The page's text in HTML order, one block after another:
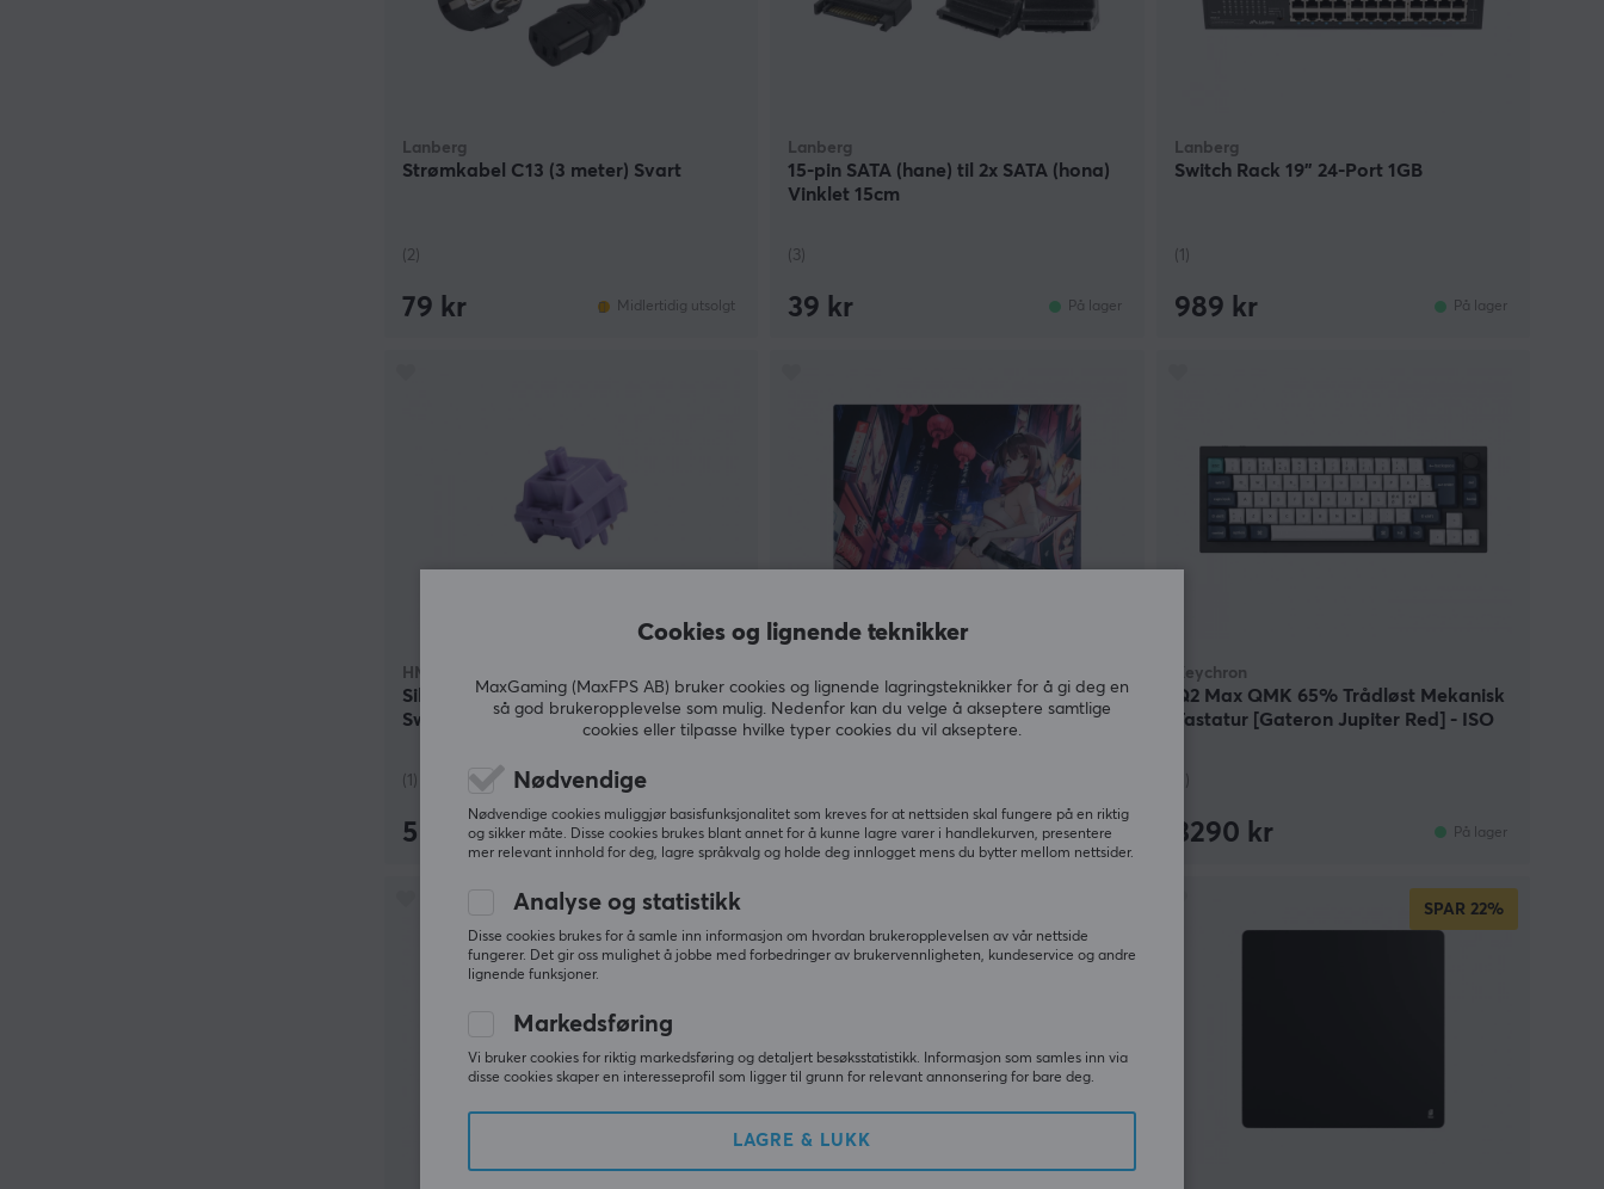
Lanberg
Strømkabel C13 (3 meter) Svart
(2)
79 kr Midlertidig utsolgt
Lanberg
15-pin SATA (hane) til 2x SATA (hona)
Vinklet 15cm
(3)
39 kr På lager
Lanberg
Switch Rack 19” 24-Port 1GB
(1)
989 kr På lager
HMX
Sillyworks Hyacinth V2U Lineær
Switch
(1)
5 kr Midlertidig utsolgt
Yuki Glas Musematte - Katana - L
1490 kr Utsolgt
Keychron
Q2 Max QMK 65% Trådløst Mekanisk
Tastatur [Gateron Jupiter Red] - ISO
3290 kr På lager
SPAR 22%
Cookies og lignende teknikker
MaxGaming (MaxFPS AB) bruker cookies og lignende lagringsteknikker for å gi deg en
så god brukeropplevelse som mulig. Nedenfor kan du velge å akseptere samtlige
cookies eller tilpasse hvilke typer cookies du vil akseptere.
Nødvendige
Nødvendige cookies muliggjør basisfunksjonalitet som kreves for at nettsiden skal fungere på en riktig
og sikker måte. Disse cookies brukes blant annet for å kunne lagre varer i handlekurven, presentere
mer relevant innhold for deg, lagre språkvalg og holde deg innlogget mens du bytter mellom nettsider.
Analyse og statistikk
Disse cookies brukes for å samle inn informasjon om hvordan brukeropplevelsen av vår nettside
fungerer. Det gir oss mulighet å jobbe med forbedringer av brukervennligheten, kundeservice og andre
lignende funksjoner.
Markedsføring
Vi bruker cookies for riktig markedsføring og detaljert besøksstatistikk. Informasjon som samles inn via
disse cookies skaper en interesseprofil som ligger til grunn for relevant annonsering for bare deg.
LAGRE & LUKK